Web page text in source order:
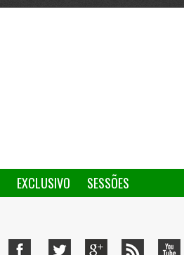
EXCLUSIVO
SESSÕES